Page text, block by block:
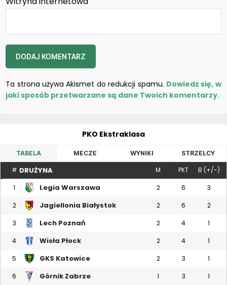
Ta strona używa Akismet do redukcji spamu. Dowiedz się, w
jaki sposób przetwarzane są dane Twoich komentarzy.
PKO Ekstraklasa
TABELA MECZE WYNIKI STRZELCY
# DRUŻYNA M PKT B (+/-)
1 Legia Warszawa 2 6 3
2 Jagiellonia Białystok 2 6 2
3 Lech Poznań 2 4 1
4 Wisła Płock 2 4 1
5 GKS Katowice 2 3 1
6 Górnik Zabrze 1 3 1